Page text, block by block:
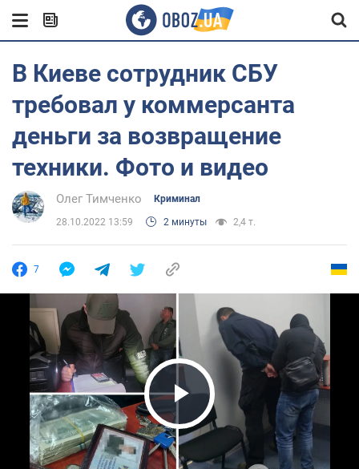
В Киеве сотрудник СБУ
требовал у коммерсанта
деньги за возвращение
техники. Фото и видео
Олег Тимченко Криминал
28.10.2022 13:59 2 минуты 2,4 т.
7
Play Video